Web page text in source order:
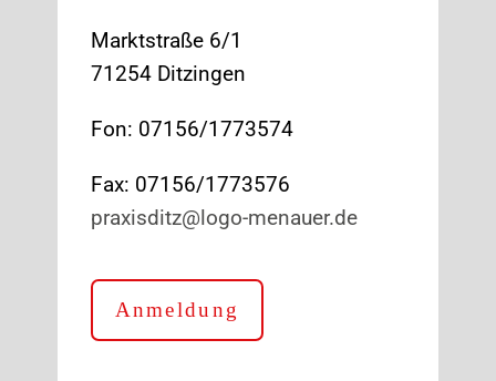
Marktstraße 6/1
71254 Ditzingen
Fon: 07156/1773574
Fax: 07156/1773576
praxisditz@logo-menauer.de
Anmeldung